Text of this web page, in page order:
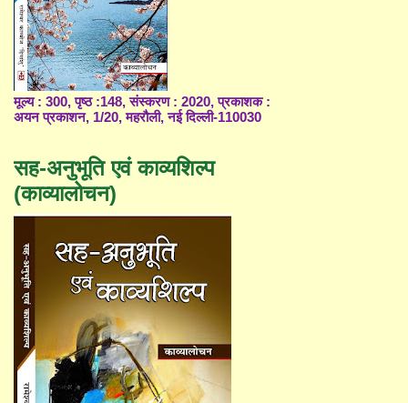
मूल्य : 300, पृष्ठ :148, संस्करण : 2020, प्रकाशक :
अयन प्रकाशन, 1/20, महरौली, नई दिल्ली-110030
सह-अनुभूति एवं काव्यशिल्प
(काव्यालोचन)